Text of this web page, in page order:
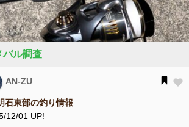
バル調査
AN-ZU
石東部の釣り情報
12/01 UP!